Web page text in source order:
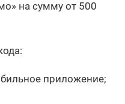
на сумму от 500
приложение;